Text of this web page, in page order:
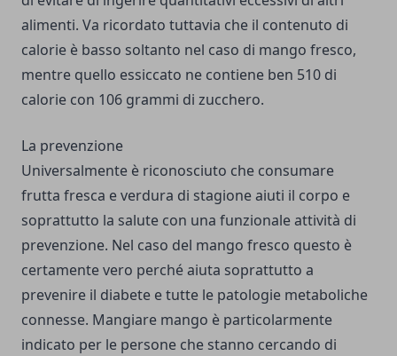
alimenti. Va ricordato tuttavia che il contenuto di
calorie è basso soltanto nel caso di mango fresco,
mentre quello essiccato ne contiene ben 510 di
calorie con 106 grammi di zucchero.
La prevenzione
Universalmente è riconosciuto che consumare
frutta fresca e verdura di stagione aiuti il corpo e
soprattutto la salute con una funzionale attività di
prevenzione. Nel caso del mango fresco questo è
certamente vero perché aiuta soprattutto a
prevenire il diabete e tutte le patologie metaboliche
connesse. Mangiare mango è particolarmente
indicato per le persone che stanno cercando di